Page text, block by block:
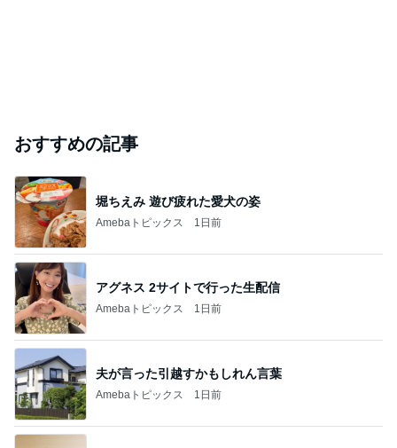
おすすめの記事
堀ちえみ 遊び疲れた愛犬の姿
Amebaトピックス 1日前
アグネス 2サイトで行った生配信
Amebaトピックス 1日前
夫が言った引越すかもしれん言葉
Amebaトピックス 1日前